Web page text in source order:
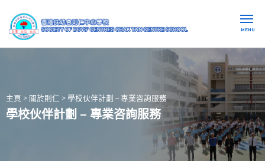
MENU
主頁 > 關於則仁 > 學校伙伴計劃 – 專業咨詢服務
學校伙伴計劃 – 專業咨詢服務